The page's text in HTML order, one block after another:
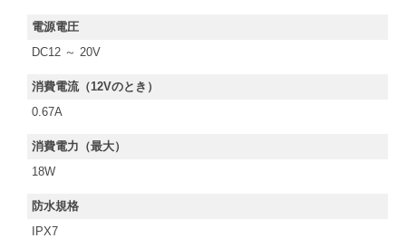
電源電圧
DC12 ～ 20V
消費電流（12Vのとき）
0.67A
消費電力（最大）
18W
防水規格
IPX7